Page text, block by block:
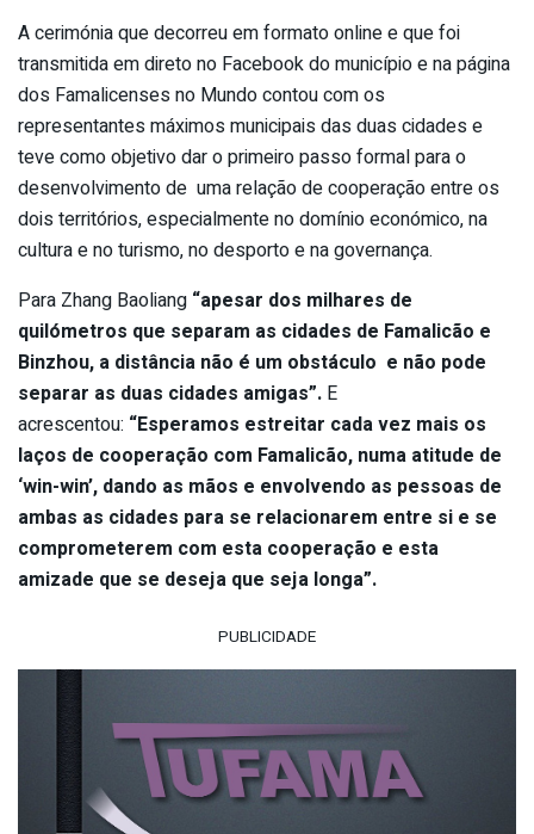
A cerimónia que decorreu em formato online e que foi
transmitida em direto no Facebook do município e na página
dos Famalicenses no Mundo contou com os
representantes máximos municipais das duas cidades e
teve como objetivo dar o primeiro passo formal para o
desenvolvimento de uma relação de cooperação entre os
dois territórios, especialmente no domínio económico, na
cultura e no turismo, no desporto e na governança.
Para Zhang Baoliang “apesar dos milhares de
quilómetros que separam as cidades de Famalicão e
Binzhou, a distância não é um obstáculo e não pode
separar as duas cidades amigas”. E
acrescentou: “Esperamos estreitar cada vez mais os
laços de cooperação com Famalicão, numa atitude de
‘win-win’, dando as mãos e envolvendo as pessoas de
ambas as cidades para se relacionarem entre si e se
comprometerem com esta cooperação e esta
amizade que se deseja que seja longa”.
PUBLICIDADE